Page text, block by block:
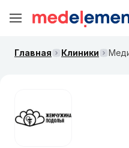
Главная Клиники